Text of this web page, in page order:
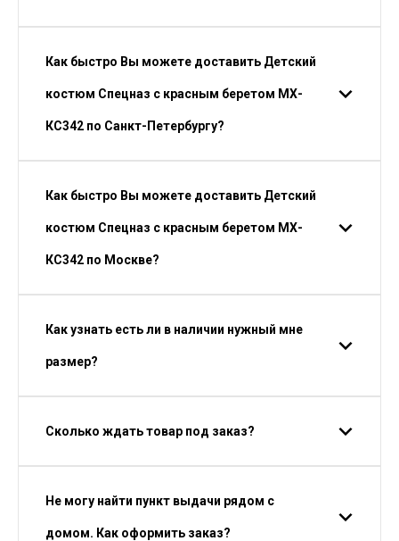
Как быстро Вы можете доставить Детский
костюм Спецназ с красным беретом МХ-
КС342 по Санкт-Петербургу?
Как быстро Вы можете доставить Детский
костюм Спецназ с красным беретом МХ-
КС342 по Москве?
Как узнать есть ли в наличии нужный мне
размер?
Сколько ждать товар под заказ?
Не могу найти пункт выдачи рядом с
домом. Как оформить заказ?